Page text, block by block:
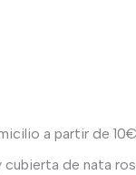
a partir de 10€
de nata